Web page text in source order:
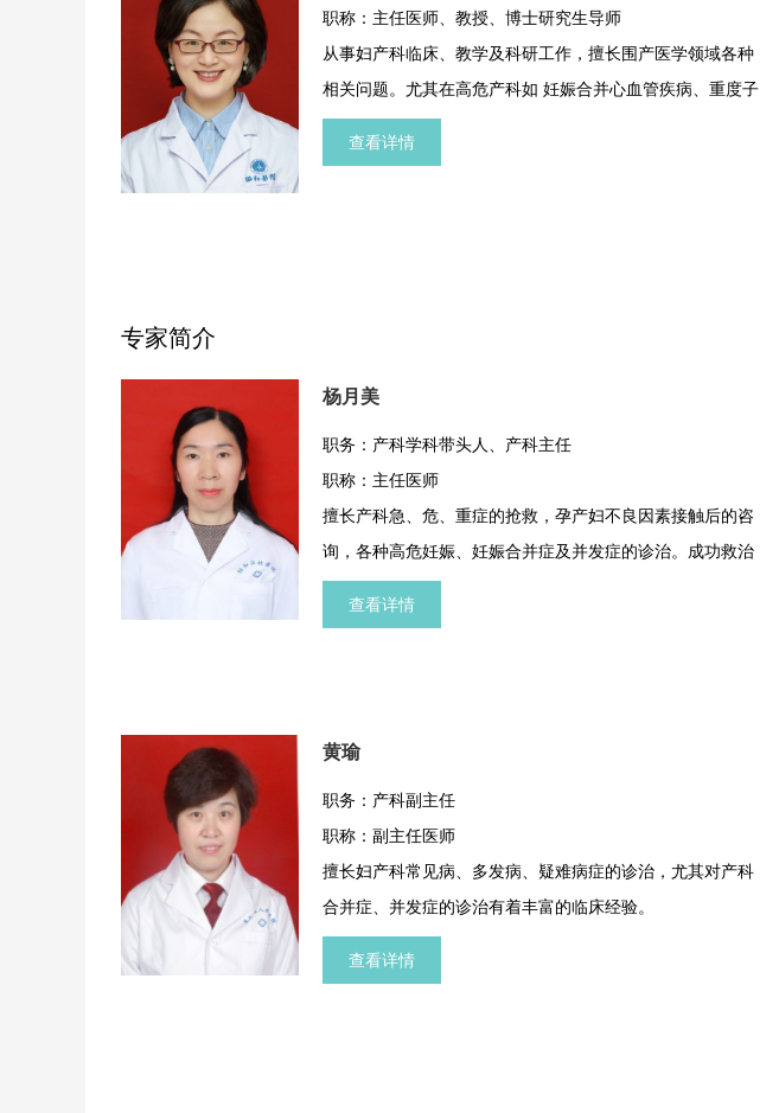
职称：主任医师、教授、博士研究生导师
从事妇产科临床、教学及科研工作，擅长围产医学领域各种
相关问题。尤其在高危产科如 妊娠合并心血管疾病、重度子
痫前期、前置胎盘、多胎妊娠、产前诊断等方面有丰富的临
查看详情
专家简介
杨月美
职务：产科学科带头人、产科主任
职称：主任医师
擅长产科急、危、重症的抢救，孕产妇不良因素接触后的咨
询，各种高危妊娠、妊娠合并症及并发症的诊治。成功救治
过多例妊娠期严重高血压疾病、前置胎盘、羊水栓塞、产后
查看详情
黄瑜
职务：产科副主任
职称：副主任医师
擅长妇产科常见病、多发病、疑难病症的诊治，尤其对产科
合并症、并发症的诊治有着丰富的临床经验。
查看详情